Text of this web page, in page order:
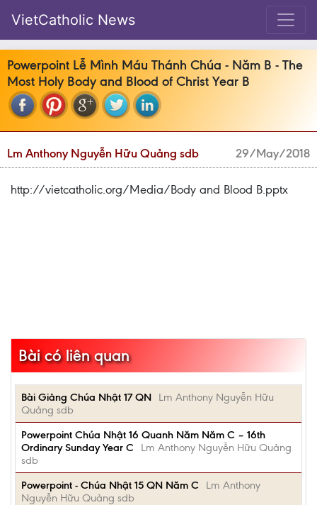
VietCatholic News
Powerpoint Lễ Mình Máu Thánh Chúa - Năm B - The
Most Holy Body and Blood of Christ Year B
Lm Anthony Nguyễn Hữu Quảng sdb 29/May/2018
http://vietcatholic.org/Media/Body and Blood B.pptx
Bài có liên quan
Bài Giảng Chúa Nhật 17 QN
Lm Anthony Nguyễn Hữu
Quảng sdb
Powerpoint Chúa Nhật 16 Quanh Năm Năm C – 16th
Ordinary Sunday Year C
Lm Anthony Nguyễn Hữu Quảng
sdb
Powerpoint - Chúa Nhật 15 QN Năm C
Lm Anthony
Nguyễn Hữu Quảng sdb